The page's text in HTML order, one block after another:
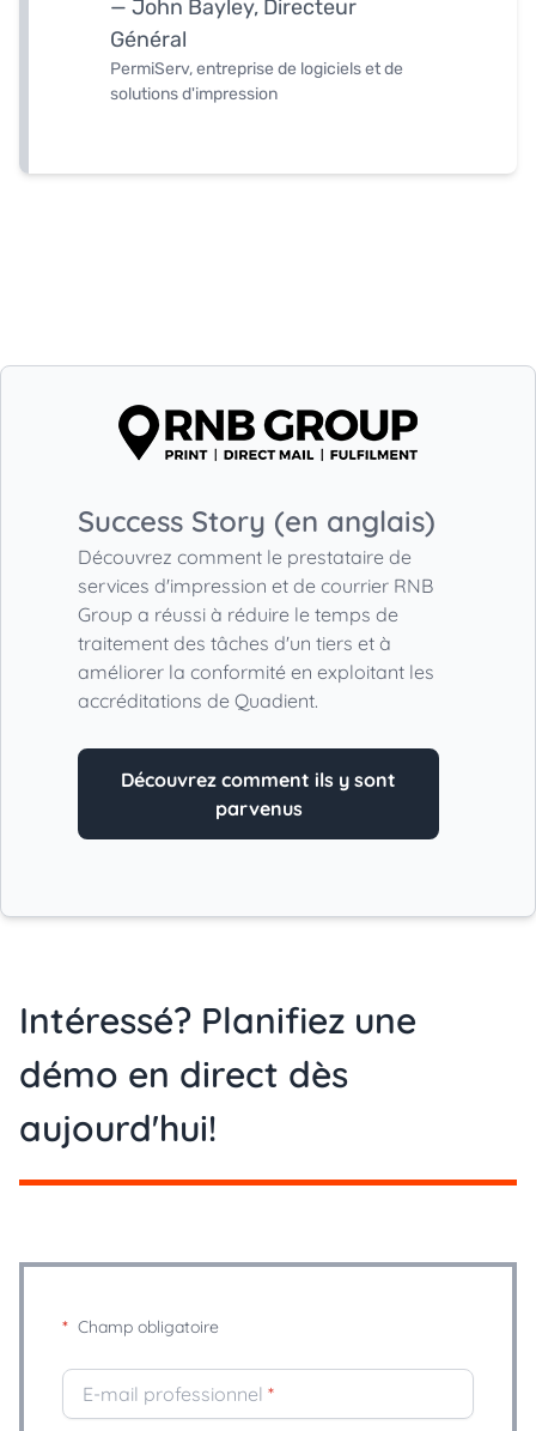
— John Bayley, Directeur
Général
PermiServ, entreprise de logiciels et de
solutions d'impression
Success Story (en anglais)
Découvrez comment le prestataire de
services d'impression et de courrier RNB
Group a réussi à réduire le temps de
traitement des tâches d'un tiers et à
améliorer la conformité en exploitant les
accréditations de Quadient.
Découvrez comment ils y sont
parvenus
Intéressé? Planifiez une
démo en direct dès
aujourd'hui!
* Champ obligatoire
E-mail professionnel *